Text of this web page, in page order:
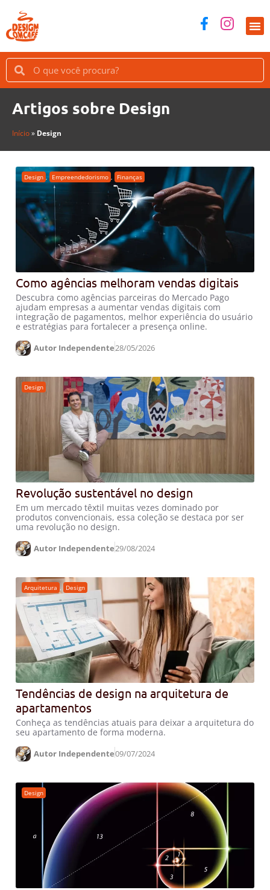
Artigos sobre Design
Início» Design
Design , Empreendedorismo , Finanças
Como agências melhoram vendas digitais
Descubra como agências parceiras do Mercado Pago
ajudam empresas a aumentar vendas digitais com
integração de pagamentos, melhor experiência do usuário
e estratégias para fortalecer a presença online.
Autor Independente28/05/2026
Design
Revolução sustentável no design
Em um mercado têxtil muitas vezes dominado por
produtos convencionais, essa coleção se destaca por ser
uma revolução no design.
Autor Independente29/08/2024
Arquitetura , Design
Tendências de design na arquitetura de
apartamentos
Conheça as tendências atuais para deixar a arquitetura do
seu apartamento de forma moderna.
Autor Independente09/07/2024
Design